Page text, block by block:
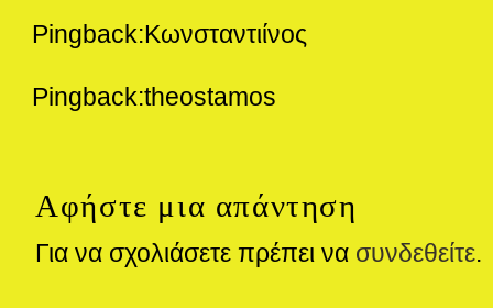
Pingback:Κωνσταντιίνος
Pingback:theostamos
Αφήστε μια απάντηση
Για να σχολιάσετε πρέπει να συνδεθείτε.